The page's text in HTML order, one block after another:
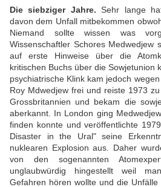
Die siebziger Jahre. Sehr lange
davon dem Unfall mitbekommen
Niemand sollte wissen was
Wissenschaftler Schores Medwedjew
auf erste Hinweise über die
kritischen Buchs über die Sowjetunion
psychiatrische Klink kam jedoch
Roy Mdwedjew frei und reiste 1973
Grossbritannien und bekam die
aberkannt. In London ging
finden konnte und veröffentlichte
Disaster in the Ural" seine
nuklearen Explosion aus. Daher
von den sogenannten
unglaubwürdig hingestellt weil
Gefahren hören wollte und die